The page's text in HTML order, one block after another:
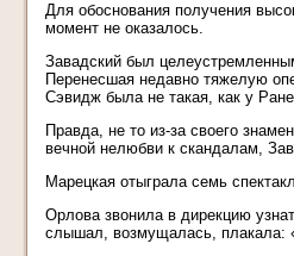
Для обоснования получения
момент не оказалось.
Завадский был
Перенесшая недавно тяжелую
Сэвидж была не такая, как у
Правда, не то из-за своего
вечной нелюбви к скандалам,
Марецкая отыграла семь
Орлова звонила в дирекцию
слышал, возмущалась, плакала: